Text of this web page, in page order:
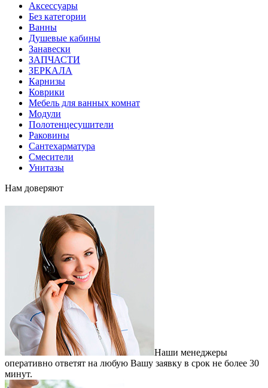
Аксессуары
Без категории
Ванны
Душевые кабины
Занавески
ЗАПЧАСТИ
ЗЕРКАЛА
Карнизы
Коврики
Мебель для ванных комнат
Модули
Полотенцесушители
Раковины
Сантехарматура
Смесители
Унитазы
Нам доверяют
Наши менеджеры
оперативно ответят на любую Вашу заявку в срок не более 30
минут.